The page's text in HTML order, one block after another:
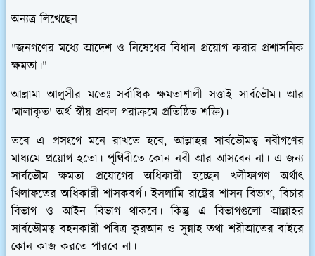
অন্যত্র লিখেছেন-
"জনগণের মধ্যে আদেশ ও নিষেধের বিধান প্রয়োগ করার প্রশাসনিক
ক্ষমতা।"
আল্লামা আলুসীর মতেঃ সর্বাধিক ক্ষমতাশালী সত্তাই সার্বভৌম। আর
'মালাকৃত' অর্থ স্বীয় প্রবল পরাক্রমে প্রতিষ্ঠিত শক্তি)।
তবে এ প্রসংগে মনে রাখতে হবে, আল্লাহর সার্বভৌমত্ব নবীগণের
মাধ্যমে প্রয়োগ হতো। পৃথিবীতে কোন নবী আর আসবেন না। এ জন্য
সার্বভৌম ক্ষমতা প্রয়োগের অধিকারী হচ্ছেন খলীফাগণ অর্থাৎ
খিলাফতের অধিকারী শাসকবর্গ। ইসলামি রাষ্ট্রের শাসন বিভাগ, বিচার
বিভাগ ও আইন বিভাগ থাকবে। কিন্তু এ বিভাগগুলো আল্লাহর
সার্বভৌমত্ব বহনকারী পবিত্র কুরআন ও সুন্নাহ তথা শরীআতের বাইরে
কোন কাজ করতে পারবে না।